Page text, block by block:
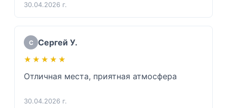
30.04.2026 г.
С Сергей У.
★★★★★
★★★★★
Отличная места, приятная атмосфера
30.04.2026 г.